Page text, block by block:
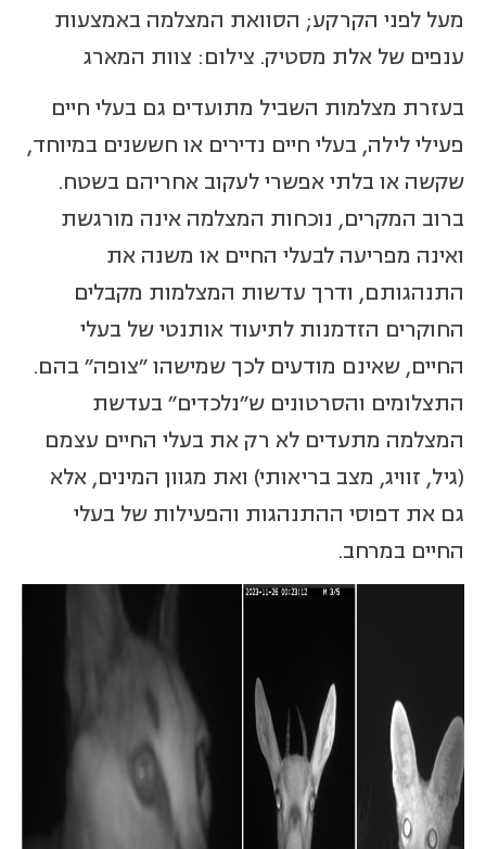
מעל לפני הקרקע; הסוואת המצלמה באמצעות
ענפים של אלת מסטיק. צילום: צוות המארג
בעזרת מצלמות השביל מתועדים גם בעלי חיים
פעילי לילה, בעלי חיים נדירים או חששנים במיוחד,
שקשה או בלתי אפשרי לעקוב אחריהם בשטח.
ברוב המקרים, נוכחות המצלמה אינה מורגשת
ואינה מפריעה לבעלי החיים או משנה את
התנהגותם, ודרך עדשות המצלמות מקבלים
החוקרים הזדמנות לתיעוד אותנטי של בעלי
החיים, שאינם מודעים לכך שמישהו "צופה" בהם.
התצלומים והסרטונים ש"נלכדים" בעדשת
המצלמה מתעדים לא רק את בעלי החיים עצמם
(גיל, זוויג, מצב בריאותי) ואת מגוון המינים, אלא
גם את דפוסי ההתנהגות והפעילות של בעלי
החיים במרחב.